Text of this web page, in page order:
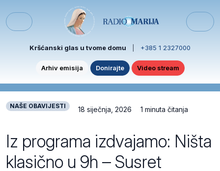
Menu
Kršćanski glas u tvome domu +385 1 2327000
Arhiv emisija Donirajte Video stream
NAŠE OBAVIJESTI 18 siječnja, 2026 1 minuta čitanja
Iz programa izdvajamo: Ništa
klasično u 9h – Susret